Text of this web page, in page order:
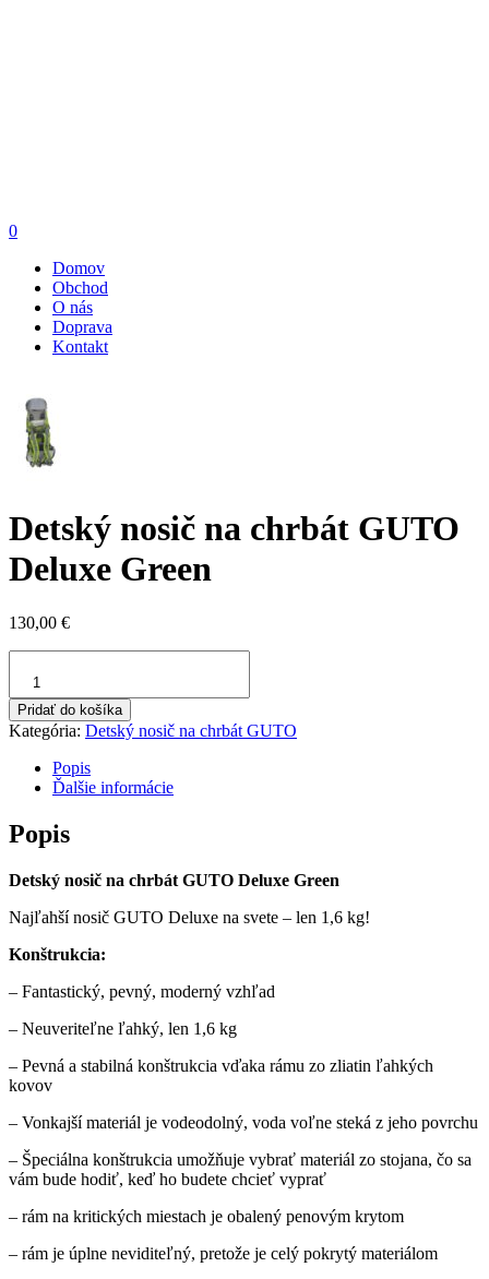
0
Domov
Obchod
O nás
Doprava
Kontakt
Detský nosič na chrbát GUTO
Deluxe Green
130,00 €
Detský
nosič
na
chrbát
Deluxe
Green
Pridať do košíka
Kategória: Detský nosič na chrbát GUTO
Popis
Ďalšie informácie
Popis
Detský nosič na chrbát GUTO Deluxe Green
Najľahší nosič GUTO Deluxe na svete – len 1,6 kg!
Konštrukcia:
– Fantastický, pevný, moderný vzhľad
– Neuveriteľne ľahký, len 1,6 kg
– Pevná a stabilná konštrukcia vďaka rámu zo zliatin ľahkých
kovov
– Vonkajší materiál je vodeodolný, voda voľne steká z jeho povrchu
– Špeciálna konštrukcia umožňuje vybrať materiál zo stojana, čo sa
vám bude hodiť, keď ho budete chcieť vyprať
– rám na kritických miestach je obalený penovým krytom
– rám je úplne neviditeľný, pretože je celý pokrytý materiálom